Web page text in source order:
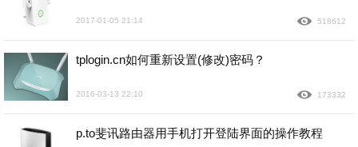
2017-01-05 21:14 518612
tplogin.cn如何重新设置(修改)密码？
2016-03-13 22:10 173332
p.to斐讯路由器用手机打开登陆界面的操作教程